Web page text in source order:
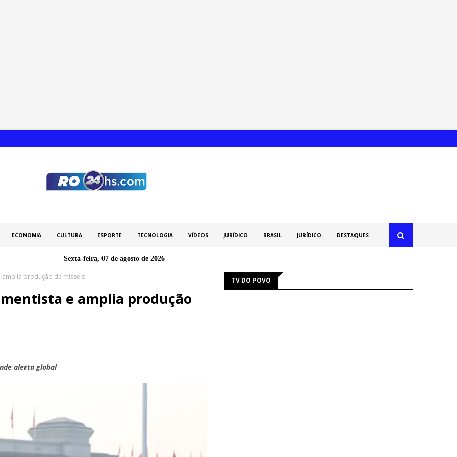
ECONOMIA CULTURA ESPORTE TECNOLOGIA VÍDEOS JURÍDICO BRASIL JURÍDICO DESTAQUES
Sexta-feira, 07 de agosto de 2026
produção de mísseis
e amplia produção
alerta global
TV DO POVO